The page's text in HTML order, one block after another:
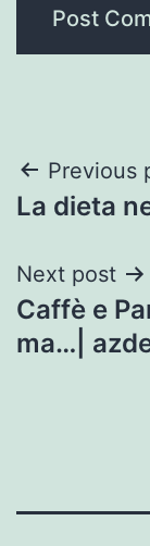
Post
Previous
La dieta
Next post
Caffè e
ma…|